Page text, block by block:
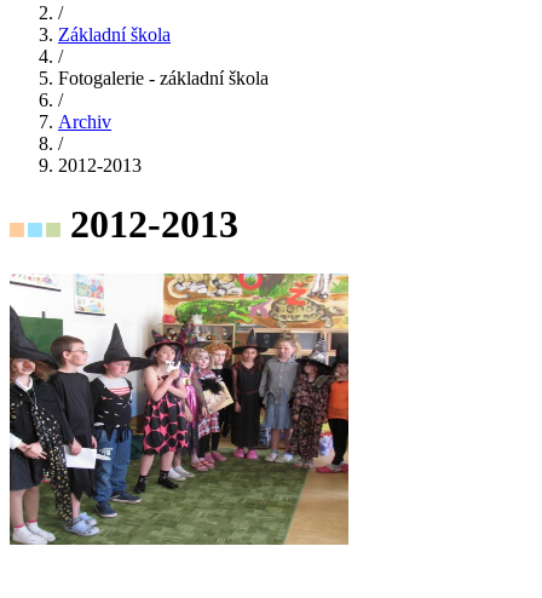
/
Základní škola
/
Fotogalerie - základní škola
/
Archiv
/
2012-2013
2012-2013